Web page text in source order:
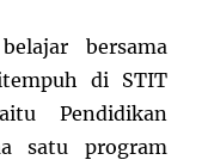
bersama
di STIT
Pendidikan
satu program